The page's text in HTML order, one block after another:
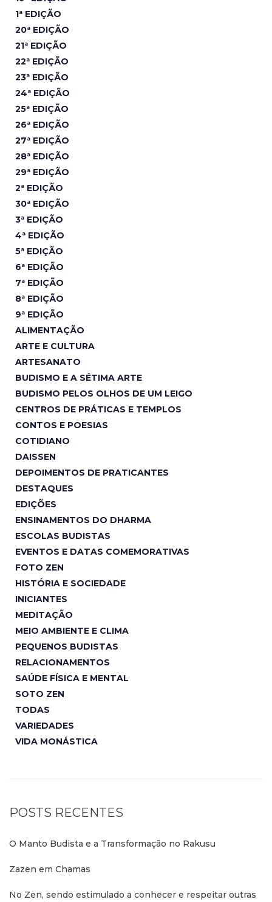
1ª EDIÇÃO
20ª EDIÇÃO
21ª EDIÇÃO
22ª EDIÇÃO
23ª EDIÇÃO
24ª EDIÇÃO
25ª EDIÇÃO
26ª EDIÇÃO
27ª EDIÇÃO
28ª EDIÇÃO
29ª EDIÇÃO
2ª EDIÇÃO
30ª EDIÇÃO
3ª EDIÇÃO
4ª EDIÇÃO
5ª EDIÇÃO
6ª EDIÇÃO
7ª EDIÇÃO
8ª EDIÇÃO
9ª EDIÇÃO
ALIMENTAÇÃO
ARTE E CULTURA
ARTESANATO
BUDISMO E A SÉTIMA ARTE
BUDISMO PELOS OLHOS DE UM LEIGO
CENTROS DE PRÁTICAS E TEMPLOS
CONTOS E POESIAS
COTIDIANO
DAISSEN
DEPOIMENTOS DE PRATICANTES
DESTAQUES
EDIÇÕES
ENSINAMENTOS DO DHARMA
ESCOLAS BUDISTAS
EVENTOS E DATAS COMEMORATIVAS
FOTO ZEN
HISTÓRIA E SOCIEDADE
INICIANTES
MEDITAÇÃO
MEIO AMBIENTE E CLIMA
PEQUENOS BUDISTAS
RELACIONAMENTOS
SAÚDE FÍSICA E MENTAL
SOTO ZEN
TODAS
VARIEDADES
VIDA MONÁSTICA
POSTS RECENTES
O Manto Budista e a Transformação no Rakusu
Zazen em Chamas
No Zen, sendo estimulado a conhecer e respeitar outras